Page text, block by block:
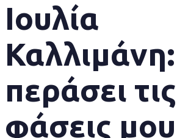
Ιουλία
περάσει τις
φάσεις